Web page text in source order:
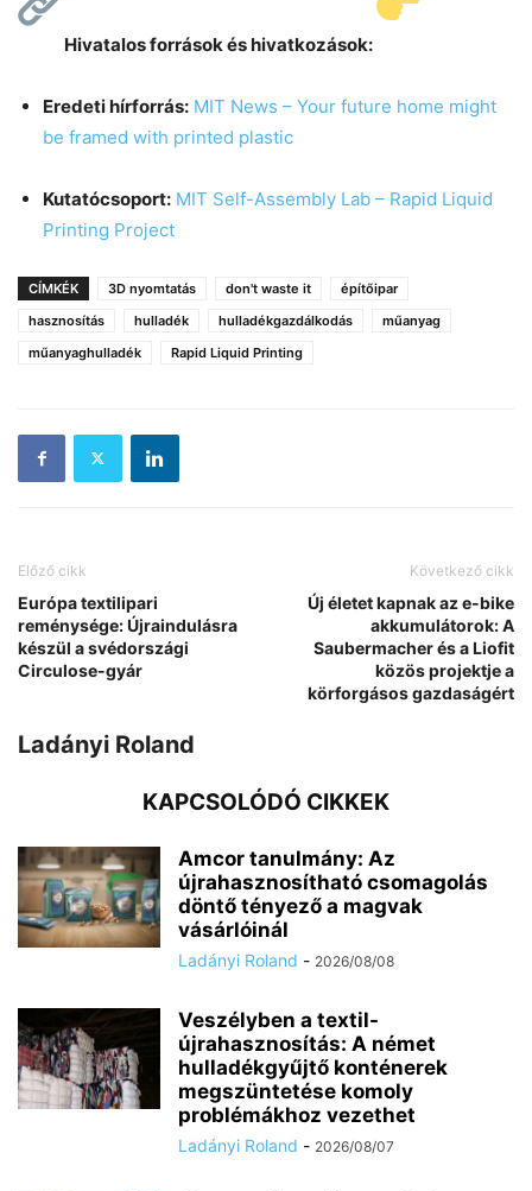
Hivatalos források és hivatkozások:
Eredeti hírforrás: MIT News – Your future home might
be framed with printed plastic
Kutatócsoport: MIT Self-Assembly Lab – Rapid Liquid
Printing Project
CÍMKÉK 3D nyomtatás don't waste it
építőipar
hasznosítás
hulladék hulladékgazdálkodás
műanyag
műanyaghulladék
Rapid Liquid Printing
Előző cikk
Európa textilipari
reménysége: Újraindulásra
készül a svédországi
Circulose-gyár
Következő cikk
Új életet kapnak az e-bike
akkumulátorok: A
Saubermacher és a Liofit
közös projektje a
körforgásos gazdaságért
Ladányi Roland
KAPCSOLÓDÓ CIKKEK
Amcor tanulmány: Az
újrahasznosítható csomagolás
döntő tényező a magvak
vásárlóinál
Ladányi Roland - 2026/08/08
Veszélyben a textil-
újrahasznosítás: A német
hulladékgyűjtő konténerek
megszüntetése komoly
problémákhoz vezethet
Ladányi Roland - 2026/08/07